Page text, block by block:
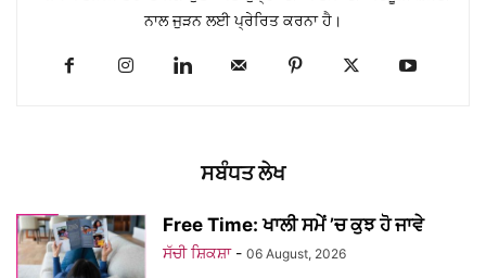
ਨਾਲ ਜੁੜਨ ਲਈ ਪ੍ਰੇਰਿਤ ਕਰਨਾ ਹੈ।
ਸਬੰਧਤ ਲੇਖ
Free Time: ਖਾਲੀ ਸਮੇਂ ’ਚ ਕੁਝ ਹੋ ਜਾਵੇ
ਸੱਚੀ ਸ਼ਿਕਸ਼ਾ - 06 August, 2026